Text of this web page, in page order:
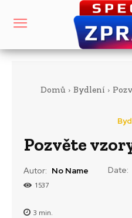
Domů Bydlení
Pozvěte
Autor: No Name Date:
1537
3 min.